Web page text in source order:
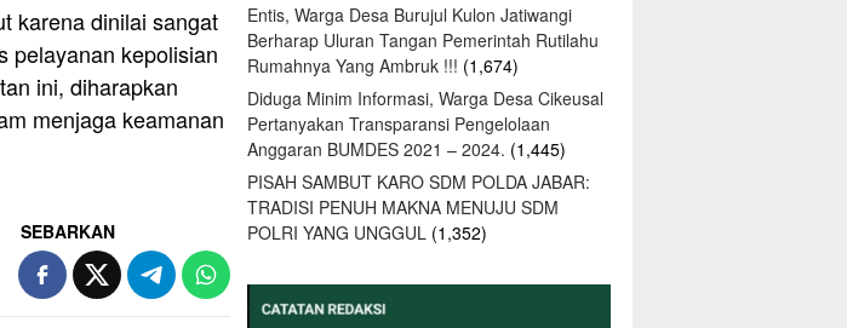
karena dinilai sangat
pelayanan kepolisian
ini, diharapkan
menjaga keamanan
SEBARKAN
Entis, Warga Desa Burujul Kulon Jatiwangi
Berharap Uluran Tangan Pemerintah Rutilahu
Rumahnya Yang Ambruk !!! (1,674)
Diduga Minim Informasi, Warga Desa Cikeusal
Pertanyakan Transparansi Pengelolaan
Anggaran BUMDES 2021 – 2024. (1,445)
PISAH SAMBUT KARO SDM POLDA JABAR:
TRADISI PENUH MAKNA MENUJU SDM
POLRI YANG UNGGUL (1,352)